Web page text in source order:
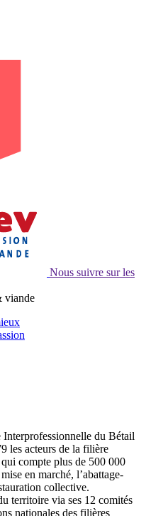
Nous suivre sur les
viande
du Bétail
les acteurs de la filière
compte plus de 500 000
en marché, l’abattage-
collective.
territoire via ses 12 comités
nationales des filières